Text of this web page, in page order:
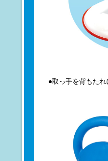
●取っ手を背もた